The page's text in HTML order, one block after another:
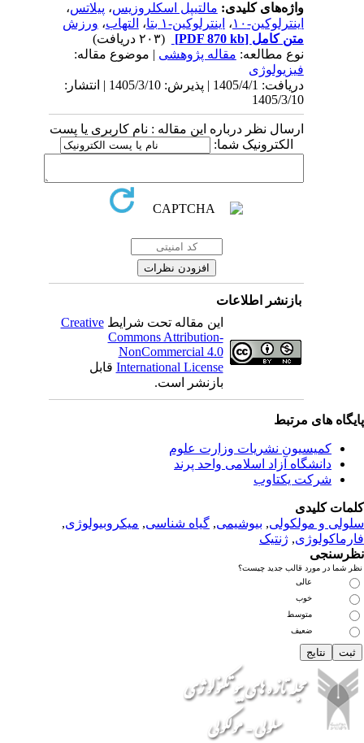
کلیدی: مالتیپل اسکلروزیس،پیلاتس ،
اینترلوکین-۱ بتا ،التهاب،ورزش
(۲۰۳ دریافت)
مقاله پژوهشی | موضوع مقاله:
دریافت: 1405/4/1 | پذیرش: 1405/3/10 | انتشار:
نظر درباره این مقاله : نام کاربری یا پست
شما:
اطلاعات
این مقاله تحت شرایطCreative
Commons Attribution-
NonCommercial 4.0
International Licenseقابل
نشریات وزارت علوم
اسلامی واحد پرند
,بیوشیمی,گیاه شناسی,میکروبیولوژی
جدید چیست؟